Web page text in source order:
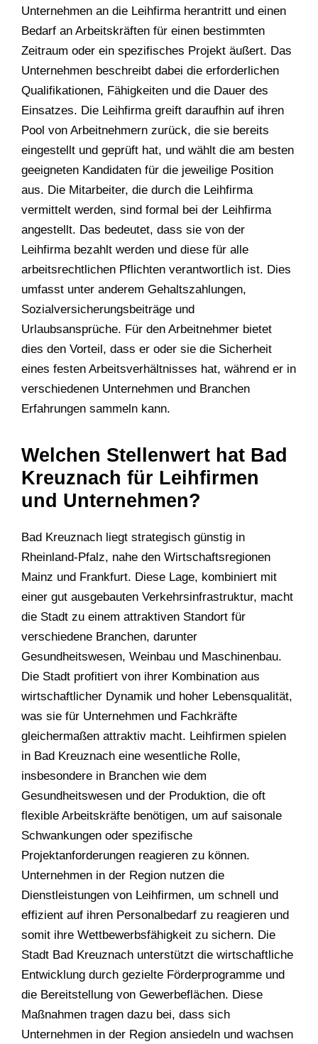
Unternehmen an die Leihfirma herantritt und einen
Bedarf an Arbeitskräften für einen bestimmten
Zeitraum oder ein spezifisches Projekt äußert. Das
Unternehmen beschreibt dabei die erforderlichen
Qualifikationen, Fähigkeiten und die Dauer des
Einsatzes. Die Leihfirma greift daraufhin auf ihren
Pool von Arbeitnehmern zurück, die sie bereits
eingestellt und geprüft hat, und wählt die am besten
geeigneten Kandidaten für die jeweilige Position
aus. Die Mitarbeiter, die durch die Leihfirma
vermittelt werden, sind formal bei der Leihfirma
angestellt. Das bedeutet, dass sie von der
Leihfirma bezahlt werden und diese für alle
arbeitsrechtlichen Pflichten verantwortlich ist. Dies
umfasst unter anderem Gehaltszahlungen,
Sozialversicherungsbeiträge und
Urlaubsansprüche. Für den Arbeitnehmer bietet
dies den Vorteil, dass er oder sie die Sicherheit
eines festen Arbeitsverhältnisses hat, während er in
verschiedenen Unternehmen und Branchen
Erfahrungen sammeln kann.
Welchen Stellenwert hat Bad
Kreuznach für Leihfirmen
und Unternehmen?
Bad Kreuznach liegt strategisch günstig in
Rheinland-Pfalz, nahe den Wirtschaftsregionen
Mainz und Frankfurt. Diese Lage, kombiniert mit
einer gut ausgebauten Verkehrsinfrastruktur, macht
die Stadt zu einem attraktiven Standort für
verschiedene Branchen, darunter
Gesundheitswesen, Weinbau und Maschinenbau.
Die Stadt profitiert von ihrer Kombination aus
wirtschaftlicher Dynamik und hoher Lebensqualität,
was sie für Unternehmen und Fachkräfte
gleichermaßen attraktiv macht. Leihfirmen spielen
in Bad Kreuznach eine wesentliche Rolle,
insbesondere in Branchen wie dem
Gesundheitswesen und der Produktion, die oft
flexible Arbeitskräfte benötigen, um auf saisonale
Schwankungen oder spezifische
Projektanforderungen reagieren zu können.
Unternehmen in der Region nutzen die
Dienstleistungen von Leihfirmen, um schnell und
effizient auf ihren Personalbedarf zu reagieren und
somit ihre Wettbewerbsfähigkeit zu sichern. Die
Stadt Bad Kreuznach unterstützt die wirtschaftliche
Entwicklung durch gezielte Förderprogramme und
die Bereitstellung von Gewerbeflächen. Diese
Maßnahmen tragen dazu bei, dass sich
Unternehmen in der Region ansiedeln und wachsen